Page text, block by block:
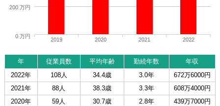
2019 2020 2021 2022
0 万円
200 万円
年 従業員数 平均年齢 勤続年数
年収
2022年
108人 34.4歳 3.0年
672万6000円
2021年
88人 38.3歳 3.3年
608万4000円
2020年
59人 30.7歳 2.8年
439万7000円